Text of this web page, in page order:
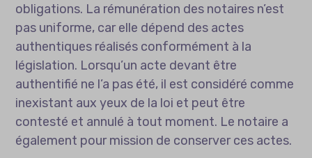
obligations. La rémunération des notaires n’est
pas uniforme, car elle dépend des actes
authentiques réalisés conformément à la
législation. Lorsqu’un acte devant être
authentifié ne l’a pas été, il est considéré comme
inexistant aux yeux de la loi et peut être
contesté et annulé à tout moment. Le notaire a
également pour mission de conserver ces actes.